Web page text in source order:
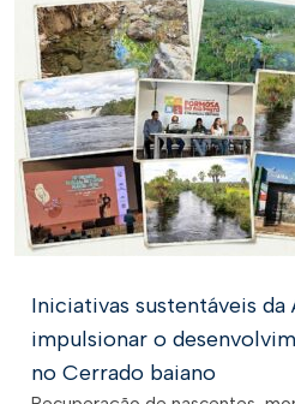
Iniciativas sustentáveis
impulsionar o
no Cerrado baiano